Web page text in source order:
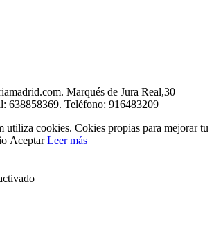
Marqués de Jura Real,30
638858369. Teléfono: 916483209
utiliza cookies. Cokies propias para mejorar tu
Aceptar Leer más